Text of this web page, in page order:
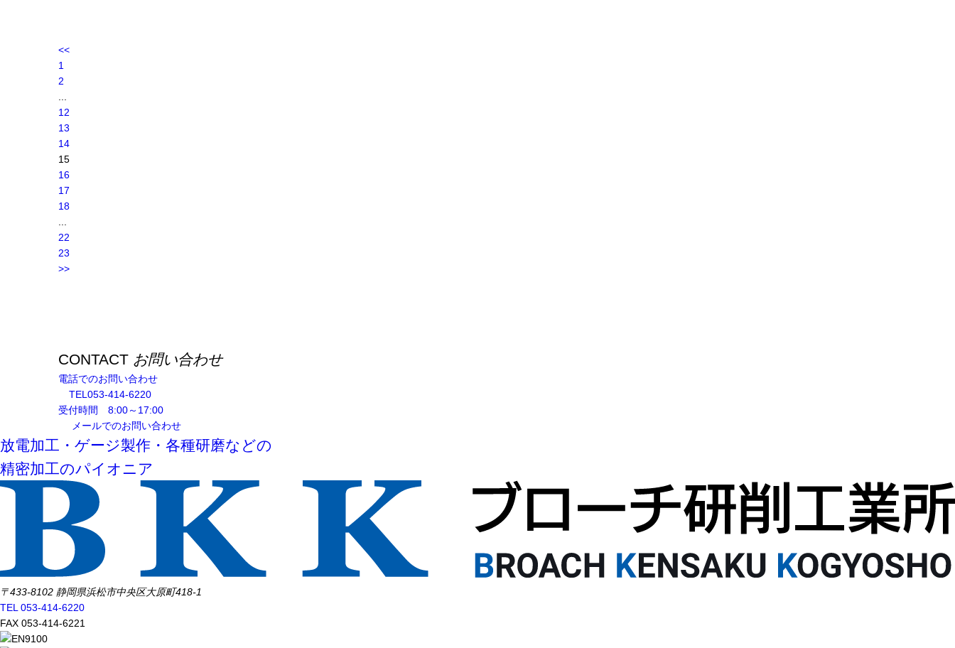
<<
1
2
12
13
14
15
16
17
18
22
23
>>
CONTACT お問い合わせ
電話でのお問い合わせ
TEL 053-414-6220
受付時間 8:00～17:00
メールでのお問い合わせ
放電加工・ゲージ製作・各種研磨などの
精密加工のパイオニア
〒433-8102 静岡県浜松市中央区大原町418-1
TEL 053-414-6220
FAX 053-414-6221